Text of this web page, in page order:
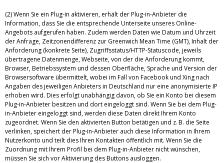
(2) Wenn Sie ein Plug-in aktivieren, erhält der Plug-in-Anbieter die
Information, dass Sie die entsprechende Unterseite unseres Online-
Angebots aufgerufen haben. Zudem werden Daten wie Datum und Uhrzeit
der Anfrage, Zeitzonendifferenz zur Greenwich Mean Time (GMT), Inhalt der
Anforderung (konkrete Seite), Zugriffsstatus/HTTP-Statuscode, jeweils
übertragene Datenmenge, Webseite, von der die Anforderung kommt,
Browser, Betriebssystem und dessen Oberfläche, Sprache und Version der
Browsersoftware übermittelt, wobei im Fall von Facebook und Xing nach
Angaben des jeweiligen Anbieters in Deutschland nur eine anonymisierte IP
erhoben wird. Dies erfolgt unabhängig davon, ob Sie ein Konto bei diesem
Plug-in-Anbieter besitzen und dort eingeloggt sind. Wenn Sie bei dem Plug-
in-Anbieter eingeloggt sind, werden diese Daten direkt Ihrem Konto
zugeordnet. Wenn Sie den aktivierten Button betätigen und z. B. die Seite
verlinken, speichert der Plug-in-Anbieter auch diese Information in Ihrem
Nutzerkonto und teilt dies Ihren Kontakten öffentlich mit. Wenn Sie die
Zuordnung mit Ihrem Profil bei dem Plug-in-Anbieter nicht wünschen,
müssen Sie sich vor Aktivierung des Buttons ausloggen.